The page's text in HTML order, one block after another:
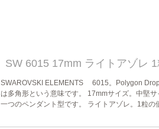
SW 6015 17mm ライトアゾレ 1
SWAROVSKI ELEMENTS 6015。Polygon Drop
は多角形という意味です。 17mmサイズ。中堅
一つのペンダント型です。 ライトアゾレ。1粒の